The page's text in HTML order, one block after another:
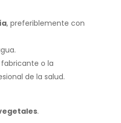
, preferiblemente con
fabricante o la
de la salud.
.